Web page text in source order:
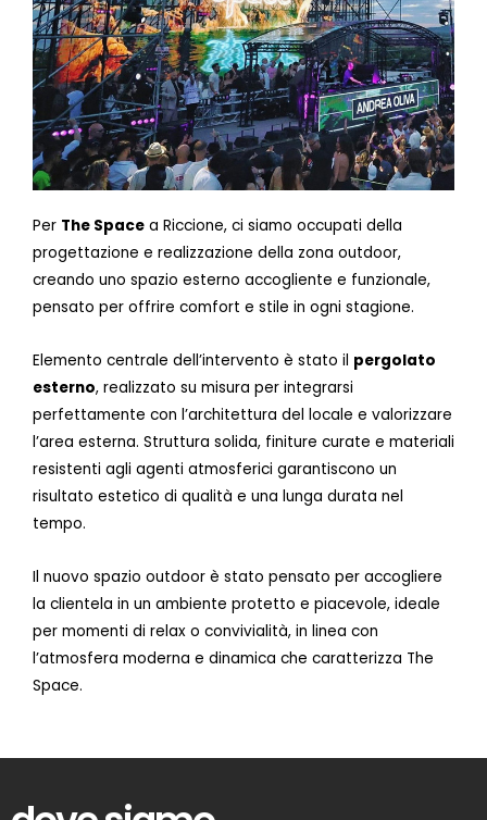
Per The Space a Riccione, ci siamo occupati della
progettazione e realizzazione della zona outdoor,
creando uno spazio esterno accogliente e funzionale,
pensato per offrire comfort e stile in ogni stagione.
Elemento centrale dell’intervento è stato il pergolato
esterno, realizzato su misura per integrarsi
perfettamente con l’architettura del locale e valorizzare
l’area esterna. Struttura solida, finiture curate e materiali
resistenti agli agenti atmosferici garantiscono un
risultato estetico di qualità e una lunga durata nel
tempo.
Il nuovo spazio outdoor è stato pensato per accogliere
la clientela in un ambiente protetto e piacevole, ideale
per momenti di relax o convivialità, in linea con
l’atmosfera moderna e dinamica che caratterizza The
Space.